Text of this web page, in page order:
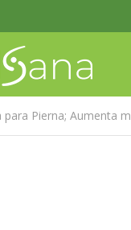
para Pierna; Aumenta